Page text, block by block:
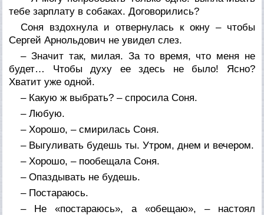
тебе зарплату в собаках. Договорились?
Соня вздохнула и отвернулась к окну – чтобы
Сергей Арнольдович не увидел слез.
– Значит так, милая. За то время, что меня не
будет… Чтобы духу ее здесь не было! Ясно?
Хватит уже одной.
– Какую ж выбрать? – спросила Соня.
– Любую.
– Хорошо, – смирилась Соня.
– Выгуливать будешь ты. Утром, днем и вечером.
– Хорошо, – пообещала Соня.
– Опаздывать не будешь.
– Постараюсь.
– Не «постараюсь», а «обещаю», – настоял